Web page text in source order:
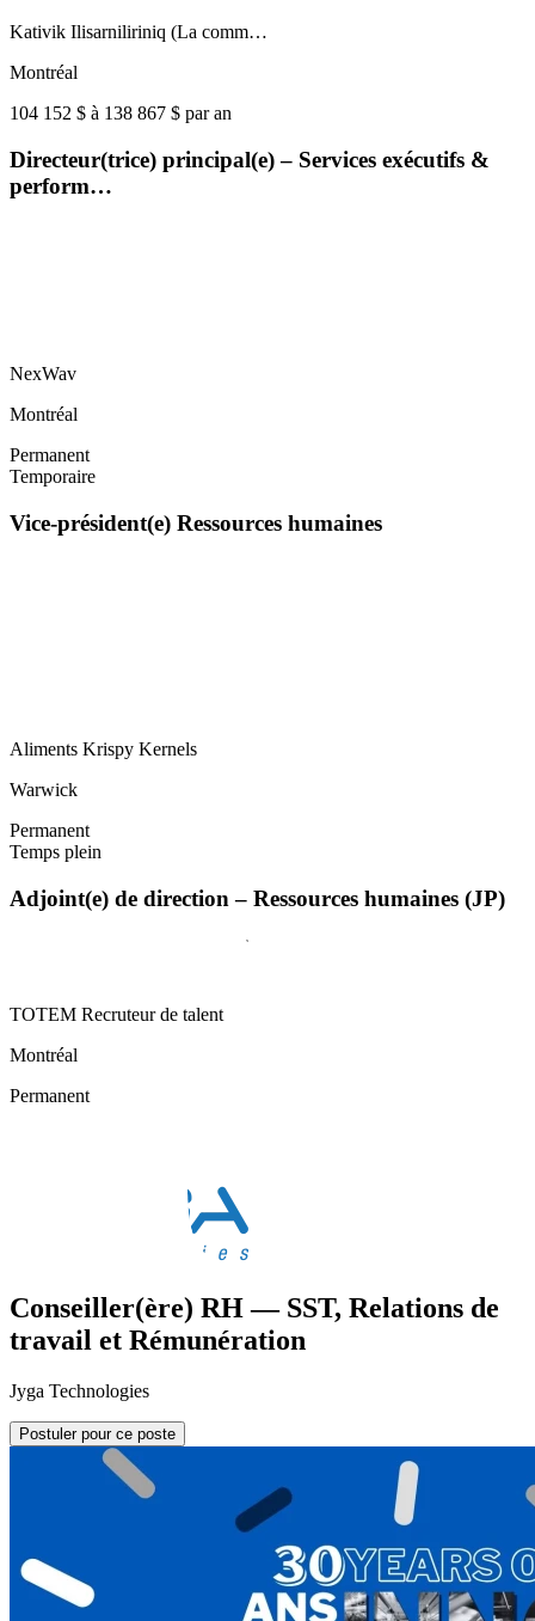
Kativik Ilisarniliriniq (La comm…
Montréal
104 152 $ à 138 867 $ par an
Directeur(trice) principal(e) – Services exécutifs &
perform…
NexWav
Montréal
Permanent
Temporaire
Vice-président(e) Ressources humaines
Aliments Krispy Kernels
Warwick
Permanent
Temps plein
Adjoint(e) de direction – Ressources humaines (JP)
TOTEM Recruteur de talent
Montréal
Permanent
Conseiller(ère) RH — SST, Relations de
travail et Rémunération
Jyga Technologies
Postuler pour ce poste